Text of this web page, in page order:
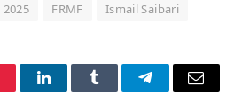
2025 FRMF Ismail Saibari
LinkedInTumblr TelegramEmail